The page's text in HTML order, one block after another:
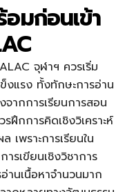
มก่อนเข้า
จุฬาฯ ควรเริ่ม
งแรง ทั้งทักษะการอ่าน
จากการเรียนการสอน
กการคิดเชิงวิเคราะห์
เพราะการเรียนใน
รเขียนเชิงวิชาการ
านเนื้อหาจำนวนมาก